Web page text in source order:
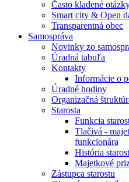
Často kladené
Smart city & Open
Transparentná obec
Samospráva
Novinky zo
Úradná tabuľa
Kontakty
Informácie o
Úradné hodiny
Organizačná
Starosta
Funkcia
Tlačivá -
funkcionára
História
Majetkové
Zástupca starostu